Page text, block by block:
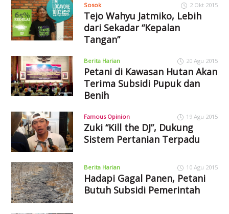
Sosok 2 Okt 2015
Tejo Wahyu Jatmiko, Lebih
dari Sekadar “Kepalan
Tangan”
Berita Harian 20 Agu 2015
Petani di Kawasan Hutan Akan
Terima Subsidi Pupuk dan
Benih
Famous Opinion 19 Agu 2015
Zuki “Kill the DJ”, Dukung
Sistem Pertanian Terpadu
Berita Harian 10 Agu 2015
Hadapi Gagal Panen, Petani
Butuh Subsidi Pemerintah